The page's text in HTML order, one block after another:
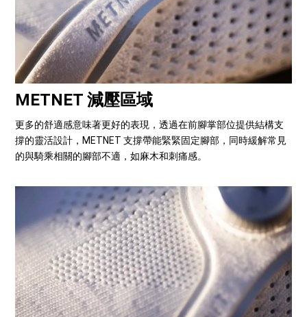
METNET 減壓區域
更多的舒適感意味著更好的表現，透過在前腳掌部位提供結構支
撐的靈活設計，METNET 支撐帶能緊緊固定腳部，同時緩解常見
的與騎乘相關的腳部不適，如麻木和刺痛感。